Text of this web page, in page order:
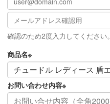
確認のため2度入力してください。
商品名※
お問い合わせ内容※